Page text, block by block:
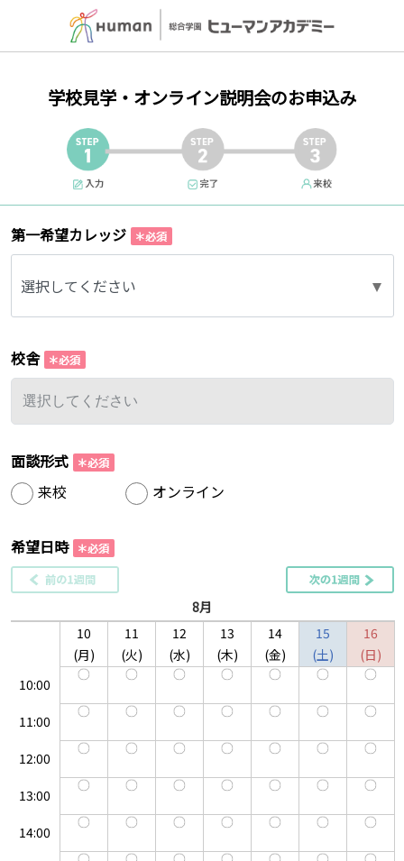
学校見学・オンライン説明会のお申込み
第一希望カレッジ
選択してください
校舎
面談形式
来校
オンライン
希望日時
8月
10
11 12 13 14 15
16
月
火 水 木 金 土
日
10:00
11:00
12:00
13:00
14:00